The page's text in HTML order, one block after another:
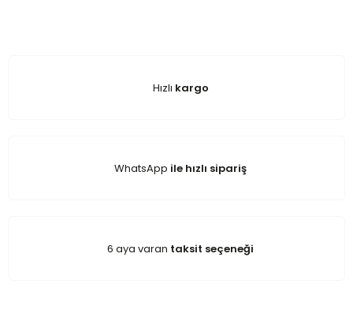
Hızlı kargo
WhatsApp ile hızlı sipariş
6 aya varan taksit seçeneği